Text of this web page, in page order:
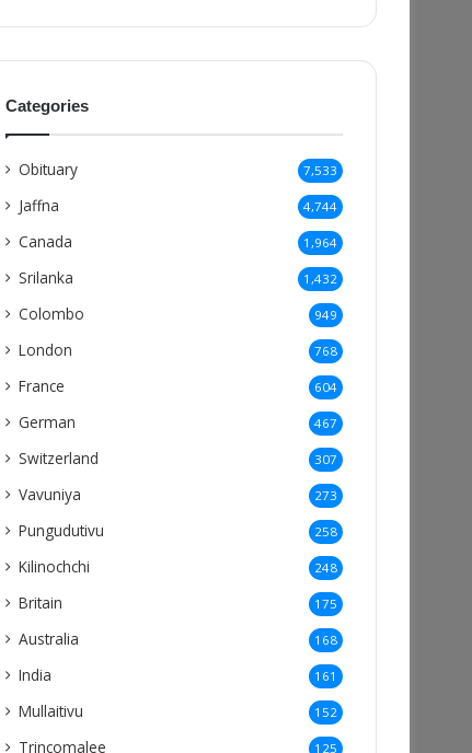
Categories
Obituary 7,533
Jaffna 4,744
Canada 1,964
Srilanka 1,432
Colombo 949
London 768
France 604
German 467
Switzerland 307
Vavuniya 273
Pungudutivu 258
Kilinochchi 248
Britain 175
Australia 168
India 161
Mullaitivu 152
Trincomalee 125